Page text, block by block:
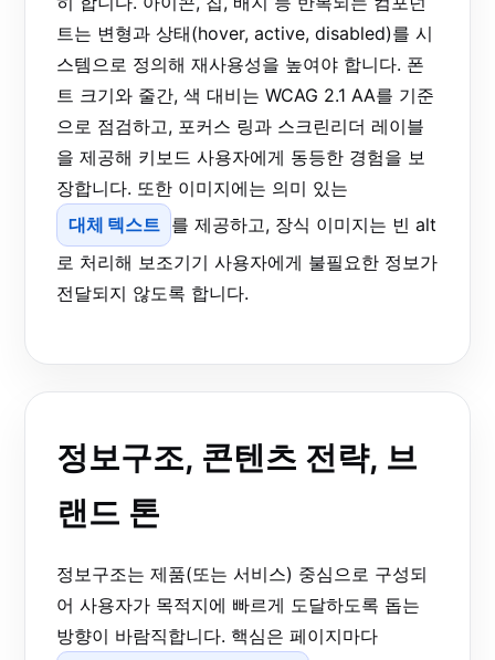
트는 변형과 상태(hover, active, disabled)를 시
스템으로 정의해 재사용성을 높여야 합니다. 폰
트 크기와 줄간, 색 대비는 WCAG 2.1 AA를 기준
으로 점검하고, 포커스 링과 스크린리더 레이블
을 제공해 키보드 사용자에게 동등한 경험을 보
장합니다. 또한 이미지에는 의미 있는
대체 텍스트 를 제공하고, 장식 이미지는 빈 alt
로 처리해 보조기기 사용자에게 불필요한 정보가
전달되지 않도록 합니다.
정보구조, 콘텐츠 전략, 브
랜드 톤
정보구조는 제품(또는 서비스) 중심으로 구성되
어 사용자가 목적지에 빠르게 도달하도록 돕는
방향이 바람직합니다. 핵심은 페이지마다